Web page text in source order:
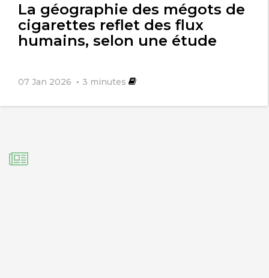
La géographie des mégots de
cigarettes reflet des flux
humains, selon une étude
07 Jan 2026 3 minutes